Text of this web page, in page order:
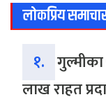
लोकप्रिय
१. गुल्मीका
लाख राहत